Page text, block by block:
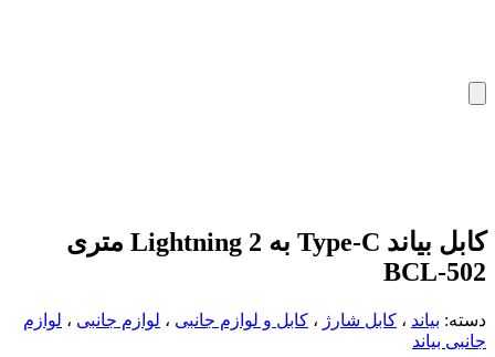
کابل بیاند Type-C به Lightning 2 متری
BCL-502
دسته: بیاند ، کابل شارژ ، کابل و لوازم جانبی ، لوازم جانبی ، لوازم
جانبی بیاند